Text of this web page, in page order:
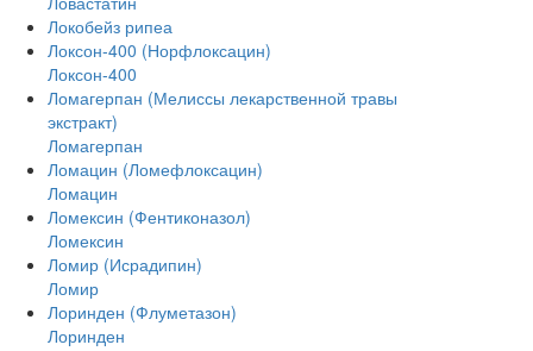
Локобейз рипеа
Локсон-400 (Норфлоксацин)
Локсон-400
Ломагерпан (Мелиссы лекарственной травы
экстракт)
Ломагерпан
Ломацин (Ломефлоксацин)
Ломацин
Ломексин (Фентиконазол)
Ломексин
Ломир (Исрадипин)
Ломир
Лоринден (Флуметазон)
Лоринден